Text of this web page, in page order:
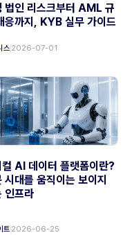
법인 리스크부터 AML 규
응까지, KYB 실무 가이드
스 2026-07-01
AI 데이터 플랫폼이란?
시대를 움직이는 보이지
인프라
트 2026-06-25